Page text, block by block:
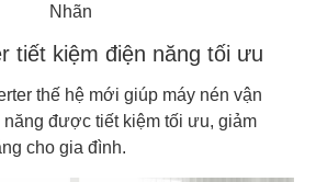
Nhãn
tiết kiệm điện năng tối ưu
thế hệ mới giúp máy nén vận
năng được tiết kiệm tối ưu, giảm
cho gia đình.